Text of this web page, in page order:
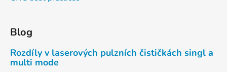
Blog
Rozdíly v laserových pulzních čističkách singl a
multi mode